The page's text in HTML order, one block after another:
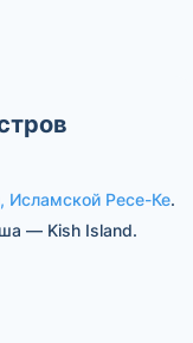
Исламской Ресе-Ке.
— Kish Island.